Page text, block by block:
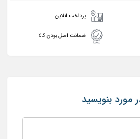
پرداخت انلاین
ضمانت اصل بودن کالا
مورد بنویسید